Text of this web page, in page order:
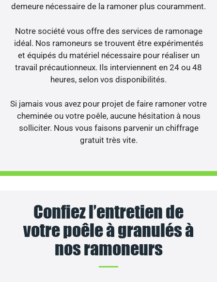
demeure nécessaire de la ramoner plus couramment.
Notre société vous offre des services de ramonage
idéal. Nos ramoneurs se trouvent être expérimentés
et équipés du matériel nécessaire pour réaliser un
travail précautionneux. Ils interviennent en 24 ou 48
heures, selon vos disponibilités.
Si jamais vous avez pour projet de faire ramoner votre
cheminée ou votre poêle, aucune hésitation à nous
solliciter. Nous vous faisons parvenir un chiffrage
gratuit très vite.
Confiez l’entretien de
votre poêle à granulés à
nos ramoneurs